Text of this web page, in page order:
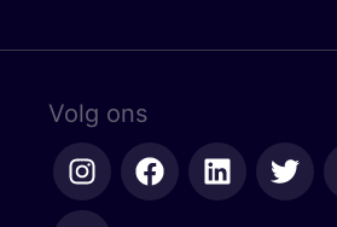
Volg ons